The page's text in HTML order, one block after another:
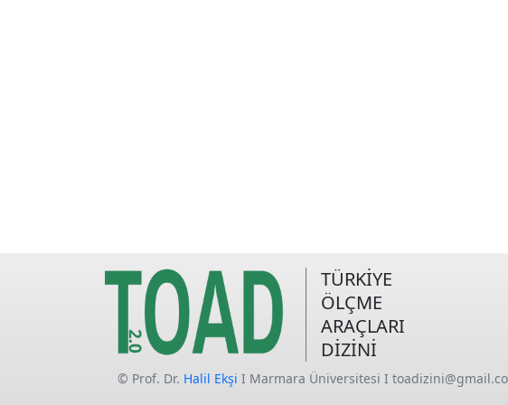
TÜRKİYE
ÖLÇME
ARAÇLARI
DİZİNİ
© Prof. Dr. Halil Ekşi I Marmara Üniversitesi I